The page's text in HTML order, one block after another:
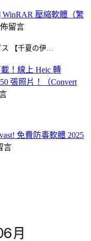
WinRAR 壓縮軟體（繁
留言
ス 【千夏の伊…
！線上 Heic 轉
張照片！（Convert
免費防毒軟體 2025
言